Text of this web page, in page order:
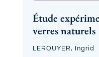
Étude
verres naturels
LEROUYER, Ingrid